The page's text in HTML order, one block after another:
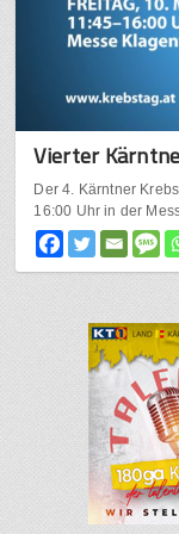
Vierter
Der 4. Kärntner
16:00 Uhr in der